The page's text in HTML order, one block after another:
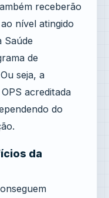
receberão
nível atingido
Saúde
de
seja, a
acreditada
do
da